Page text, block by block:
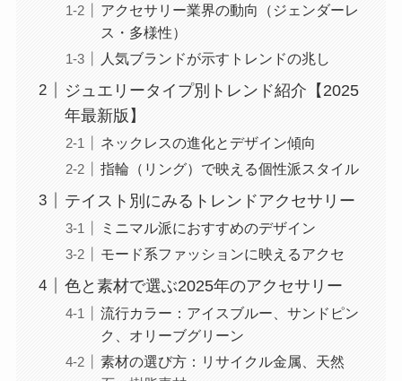
アクセサリー業界の動向（ジェンダーレ
ス・多様性）
人気ブランドが示すトレンドの兆し
ジュエリータイプ別トレンド紹介【2025
年最新版】
ネックレスの進化とデザイン傾向
指輪（リング）で映える個性派スタイル
テイスト別にみるトレンドアクセサリー
ミニマル派におすすめのデザイン
モード系ファッションに映えるアクセ
色と素材で選ぶ2025年のアクセサリー
流行カラー：アイスブルー、サンドピン
ク、オリーブグリーン
素材の選び方：リサイクル金属、天然